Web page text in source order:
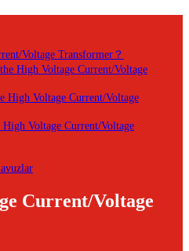
Voltage Transformer？
High Voltage Current/Voltage
High Voltage Current/Voltage
Voltage Current/Voltage
Current/Voltage